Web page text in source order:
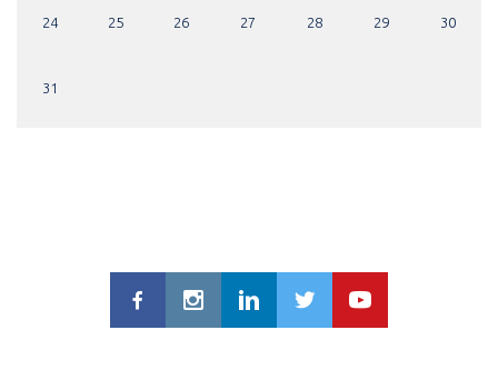
24 25 26 27 28 29 30
31